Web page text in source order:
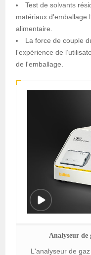
Test de solvants
matériaux d'emballage
alimentaire.
La force de couple
l'expérience de
de l'emballage.
Analyseur de
L'analyseur de